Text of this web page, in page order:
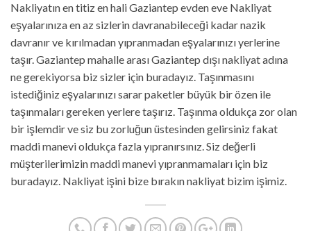
Nakliyatın en titiz en hali Gaziantep evden eve Nakliyat
eşyalarınıza en az sizlerin davranabileceği kadar nazik
davranır ve kırılmadan yıpranmadan eşyalarınızı yerlerine
taşır. Gaziantep mahalle arası Gaziantep dışı nakliyat adına
ne gerekiyorsa biz sizler için buradayız. Taşınmasını
istediğiniz eşyalarınızı sarar paketler büyük bir özen ile
taşınmaları gereken yerlere taşırız. Taşınma oldukça zor olan
bir işlemdir ve siz bu zorluğun üstesinden gelirsiniz fakat
maddi manevi oldukça fazla yıpranırsınız. Siz değerli
müşterilerimizin maddi manevi yıpranmamaları için biz
buradayız. Nakliyat işini bize bırakın nakliyat bizim işimiz.